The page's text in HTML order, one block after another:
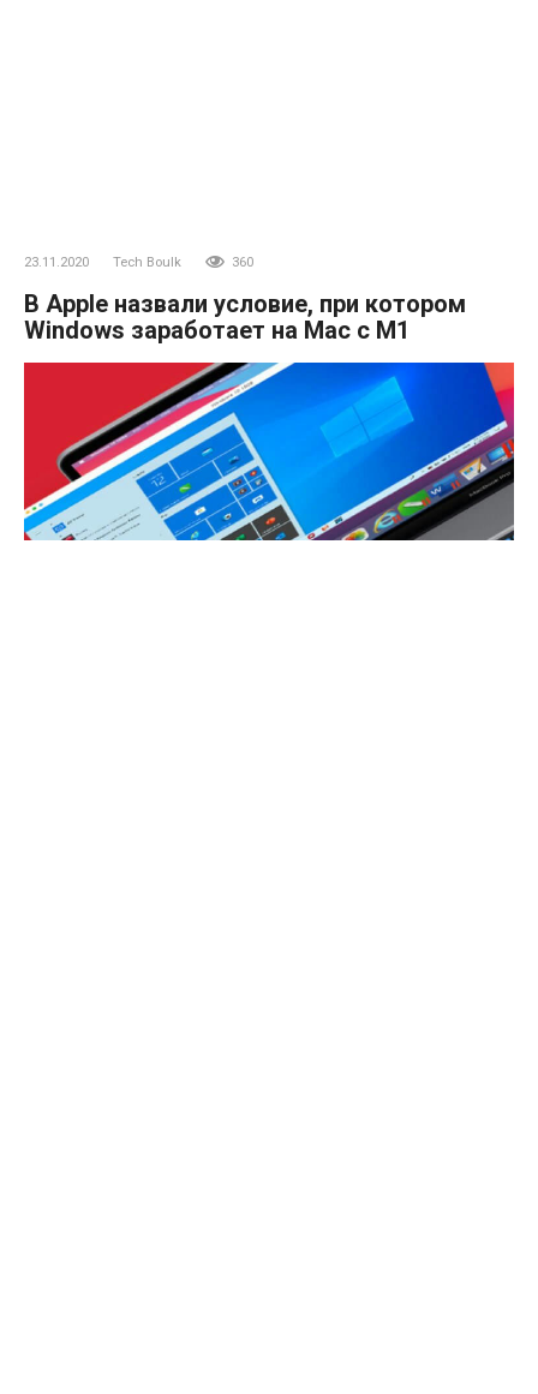
23.11.2020 Tech Boulk 360
В Apple назвали условие, при котором
Windows заработает на Mac с M1